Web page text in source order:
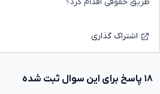
اشتراک گذاری
۱۸ پاسخ برای این سوال ثبت شده